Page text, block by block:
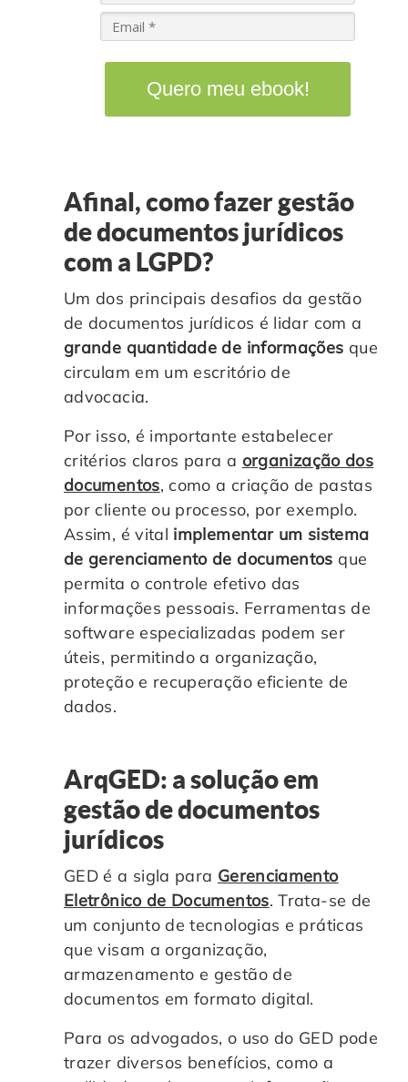
Quero meu ebook!
Afinal, como fazer gestão
de documentos jurídicos
com a LGPD?
Um dos principais desafios da gestão
de documentos jurídicos é lidar com a
grande quantidade de informações que
circulam em um escritório de
advocacia.
Por isso, é importante estabelecer
critérios claros para a organização dos
documentos, como a criação de pastas
por cliente ou processo, por exemplo.
Assim, é vital implementar um sistema
de gerenciamento de documentosque
permita o controle efetivo das
informações pessoais. Ferramentas de
software especializadas podem ser
úteis, permitindo a organização,
proteção e recuperação eficiente de
dados.
ArqGED: a solução em
gestão de documentos
jurídicos
GED é a sigla para Gerenciamento
Eletrônico de Documentos. Trata-se de
um conjunto de tecnologias e práticas
que visam a organização,
armazenamento e gestão de
documentos em formato digital.
Para os advogados, o uso do GED pode
trazer diversos benefícios, como a